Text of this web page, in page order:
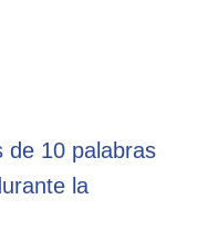
de 10 palabras
la